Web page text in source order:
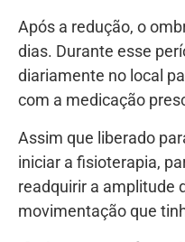
Após a redução, o
dias. Durante esse
diariamente no local
com a medicação
Assim que liberado
iniciar a fisioterapia,
readquirir a amplitude
movimentação que